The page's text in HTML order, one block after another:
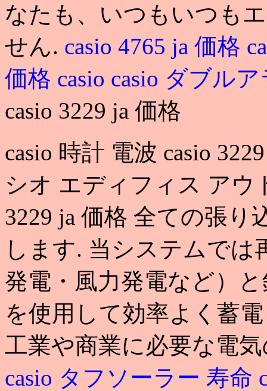
なたも、いつもいつも
せん. casio 4765 ja 価格
価格 casio casio ダブル
casio 3229 ja 価格
casio 時計 電波 casio
シオ エディフィス アウ
3229 ja 価格 全ての張り
します. 当システムでは
発電・風力発電など）
を使用して効率よく蓄
工業や商業に必要な電
casio タフソーラー 寿命